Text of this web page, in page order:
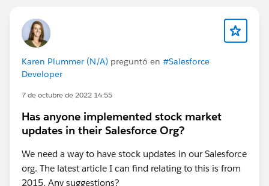
Karen Plummer (N/A) preguntó en #Salesforce
Developer
7 de octubre de 2022 14:55
Has anyone implemented stock market
updates in their Salesforce Org?
We need a way to have stock updates in our Salesforce
org. The latest article I can find relating to this is from
2015. Any suggestions?